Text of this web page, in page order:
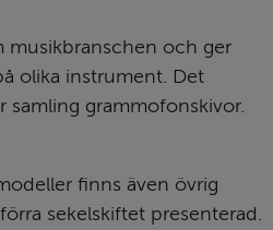
musikbranschen och ger
olika instrument. Det
samling grammofonskivor.
finns även övrig
sekelskiftet presenterad.